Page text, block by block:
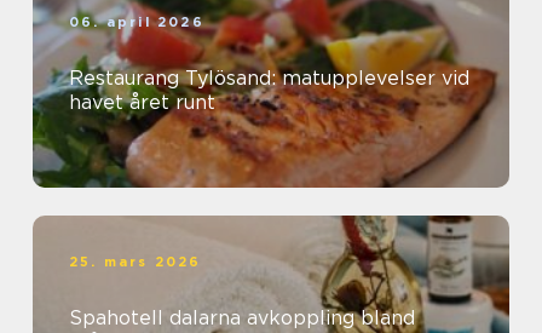
06. april 2026
Restaurang Tylösand: matupplevelser vid
havet året runt
25. mars 2026
Spahotell dalarna avkoppling bland